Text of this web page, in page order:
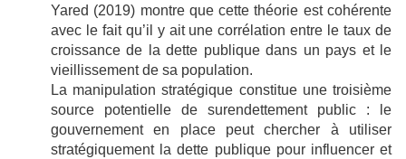
Yared (2019) montre que cette théorie est cohérente
avec le fait qu’il y ait une corrélation entre le taux de
croissance de la dette publique dans un pays et le
vieillissement de sa population.
La manipulation stratégique constitue une troisième
source potentielle de surendettement public : le
gouvernement en place peut chercher à utiliser
stratégiquement la dette publique pour influencer et